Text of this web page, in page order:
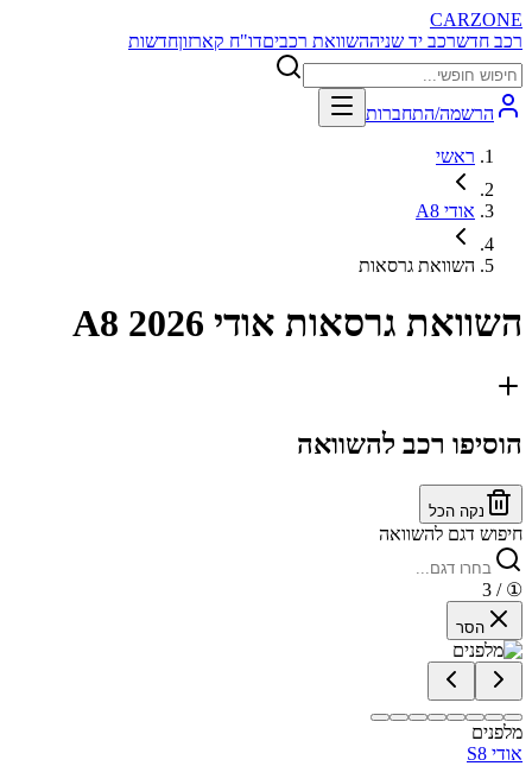
CARZONE
רכב חדשרכב יד שניההשוואת רכביםדו"ח קארזוןחדשות
הרשמה/התחברות
ראשי
אודי A8
השוואת גרסאות
השוואת גרסאות אודי A8 2026
הוסיפו רכב להשוואה
נקה הכל
חיפוש דגם להשוואה
①
/ 3
הסר
מלפנים
אודי S8